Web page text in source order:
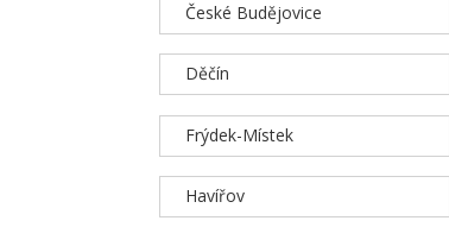
České Budějovice
Děčín
Frýdek-Místek
Havířov